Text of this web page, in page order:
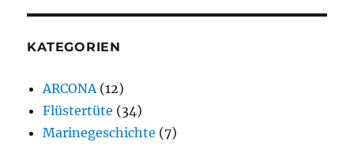
KATEGORIEN
ARCONA(12)
Flüstertüte (34)
Marinegeschichte (7)